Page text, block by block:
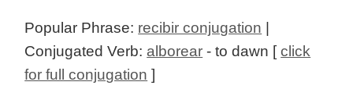
Popular Phrase: recibir conjugation
Conjugated Verb: alborear - to dawn [click
for full conjugation ]